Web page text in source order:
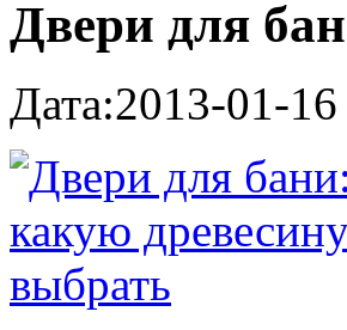
Двери для
Дата:2013-01-16